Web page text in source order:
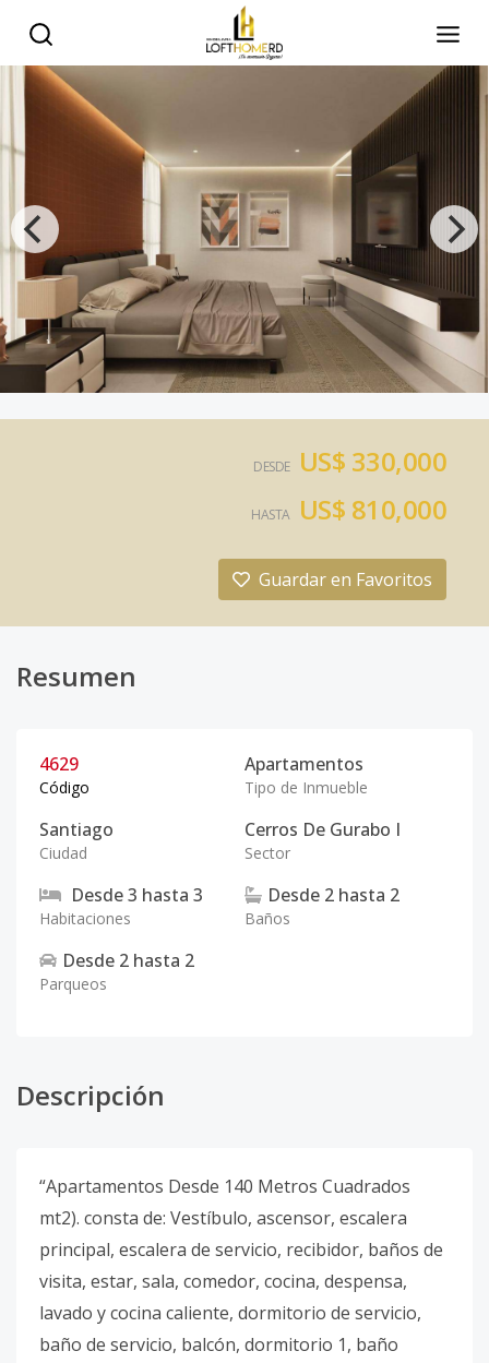
DESDE US$ 330,000
HASTA US$ 810,000
Guardar en Favoritos
Resumen
4629
Código
Apartamentos
Tipo de Inmueble
Santiago
Ciudad
Cerros De Gurabo I
Sector
Desde3 hasta 3
Habitaciones
Desde 2 hasta 2
Baños
Desde 2 hasta 2
Parqueos
Descripción
“Apartamentos Desde 140 Metros Cuadrados
mt2). consta de: Vestíbulo, ascensor, escalera
principal, escalera de servicio, recibidor, baños de
visita, estar, sala, comedor, cocina, despensa,
lavado y cocina caliente, dormitorio de servicio,
baño de servicio, balcón, dormitorio 1, baño